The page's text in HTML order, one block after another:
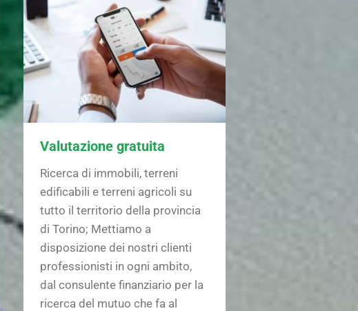
Valutazione gratuita
Ricerca di immobili, terreni
edificabili e terreni agricoli su
tutto il territorio della provincia
di Torino; Mettiamo a
disposizione dei nostri clienti
professionisti in ogni ambito,
dal consulente finanziario per la
ricerca del mutuo che fa al